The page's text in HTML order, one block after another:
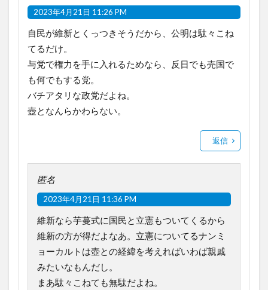
2023年4月21日 11:26 PM
自民が維新とくっつきそうだから、公明は駄々こね
てるだけ。
与党で権力を手に入れるためなら、反日でも売国で
も何でもする党。
バチアタリな政党だよね。
壺となんらかわらない。
返信
匿名
2023年4月21日 11:36 PM
維新なら芋蔓式に国民と立憲もついてくるから
維新の方が得だよなあ。立憲についてるナンミ
ョーカルトは壺との経緯を考えればいわば親戚
みたいなもんだし。
まあ駄々こねても無駄だよね。